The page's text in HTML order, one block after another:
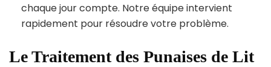
chaque jour compte. Notre équipe intervient
rapidement pour résoudre votre problème.
Le Traitement des Punaises de Lit